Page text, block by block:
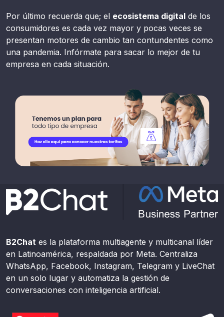
Por último recuerda que; el ecosistema digital de los
consumidores es cada vez mayor y pocas veces se
presentan motores de cambio tan contundentes como
una pandemia. Infórmate para sacar lo mejor de tu
empresa en cada situación.
B2Chat es la plataforma multiagente y multicanal líder
en Latinoamérica, respaldada por Meta. Centraliza
WhatsApp, Facebook, Instagram, Telegram y LiveChat
en un solo lugar y automatiza la gestión de
conversaciones con inteligencia artificial.